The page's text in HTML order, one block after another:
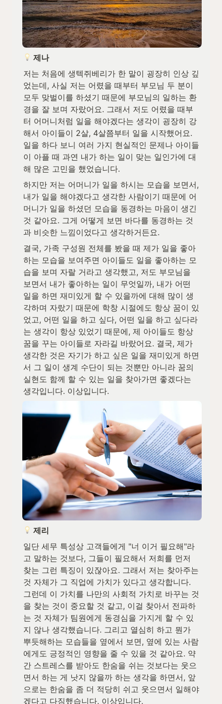
제나
저는 처음에 생텍쥐베리가 한 말이 굉장히 인상 깊
었는데, 사실 저는 어렸을 때부터 부모님 두 분이
모두 맞벌이를 하셨기 때문에 부모님의 일하는 환
경을 잘 보며 자랐어요. 그래서 저도 어렸을 때부
터 어머니처럼 일을 해야겠다는 생각이 굉장히 강
해서 아이들이 2살, 4살쯤부터 일을 시작했어요.
일을 하다 보니 여러 가지 현실적인 문제나 아이들
이 아플 때 과연 내가 하는 일이 맞는 일인가에 대
해 많은 고민을 했었습니다.
하지만 저는 어머니가 일을 하시는 모습을 보면서,
내가 일을 해야겠다고 생각한 사람이기 때문에 어
머니가 일을 하셨던 모습을 동경하는 마음이 생긴
것 같아요. 그게 어떻게 보면 바다를 동경하는 것
과 비슷한 느낌이었다고 생각하거든요.
결국, 가족 구성원 전체를 봤을 때 제가 일을 좋아
하는 모습을 보여주면 아이들도 일을 좋아하는 모
습을 보며 자랄 거라고 생각했고, 저도 부모님을
보면서 내가 좋아하는 일이 무엇일까, 내가 어떤
일을 하면 재미있게 할 수 있을까에 대해 많이 생
각하며 자랐기 때문에 학창 시절에도 항상 꿈이 있
었고, 어떤 일을 하고 싶다, 어떤 일을 하고 싶다라
는 생각이 항상 있었기 때문에, 제 아이들도 항상
꿈을 꾸는 아이들로 자라길 바랐어요. 결국, 제가
생각한 것은 자기가 하고 싶은 일을 재미있게 하면
서 그 일이 생계 수단이 되는 것뿐만 아니라 꿈의
실현도 함께 할 수 있는 일을 찾아가면 좋겠다는
생각입니다. 이상입니다.
제리
일단 세무 특성상 고객들에게 "너 이거 필요해"라
고 말하는 것보다, 그들이 필요해서 저희를 먼저
찾는 그런 특징이 있잖아요. 그래서 저는 찾아주는
것 자체가 그 직업에 가치가 있다고 생각합니다.
그런데 이 가치를 나만의 사회적 가치로 바꾸는 것
을 찾는 것이 중요할 것 같고, 이걸 찾아서 전파하
는 것 자체가 팀원에게 동경심을 가지게 할 수 있
지 않나 생각했습니다. 그리고 열심히 하고 뭔가
뿌듯해하는 모습들을 옆에서 보면, 옆에 있는 사람
에게도 긍정적인 영향을 줄 수 있을 것 같아요. 약
간 스트레스를 받아도 한숨을 쉬는 것보다는 웃으
면서 하는 게 낫지 않을까 하는 생각을 하면서, 앞
으로는 한숨을 좀 더 적당히 쉬고 웃으면서 일해야
겠다고 다짐했습니다. 이상입니다.